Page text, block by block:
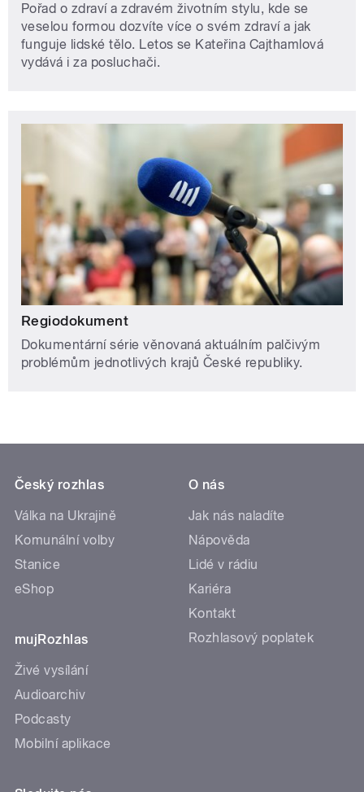
Pořad o zdraví a zdravém životním stylu, kde se
veselou formou dozvíte více o svém zdraví a jak
funguje lidské tělo. Letos se Kateřina Cajthamlová
vydává i za posluchači.
Regiodokument
Dokumentární série věnovaná aktuálním palčivým
problémům jednotlivých krajů České republiky.
Český rozhlas
Válka na Ukrajině
Komunální volby
Stanice
eShop
mujRozhlas
Živé vysílání
Audioarchiv
Podcasty
Mobilní aplikace
O nás
Jak nás naladíte
Nápověda
Lidé v rádiu
Kariéra
Kontakt
Rozhlasový poplatek